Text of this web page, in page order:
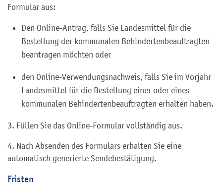
Formular aus:
Den Online-Antrag, falls Sie Landesmittel für die
Bestellung der kommunalen Behindertenbeauftragten
beantragen möchten oder
den Online-Verwendungsnachweis, falls Sie im Vorjahr
Landesmittel für die Bestellung einer oder eines
kommunalen Behindertenbeauftragten erhalten haben.
3. Füllen Sie das Online-Formular vollständig aus.
4. Nach Absenden des Formulars erhalten Sie eine
automatisch generierte Sendebestätigung.
Fristen